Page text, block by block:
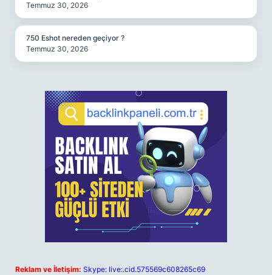
Temmuz 30, 2026
750 Eshot nereden geçiyor ?
Temmuz 30, 2026
Reklam ve İletişim: Skype: live:.cid.575569c608265c69